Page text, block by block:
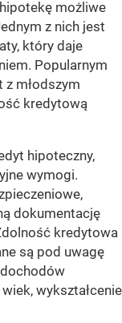
możliwe
z nich jest
który daje
Popularnym
młodszym
kredytową
hipoteczny,
wymogi.
dokumentację
kredytowa
są pod uwagę
wykształcenie